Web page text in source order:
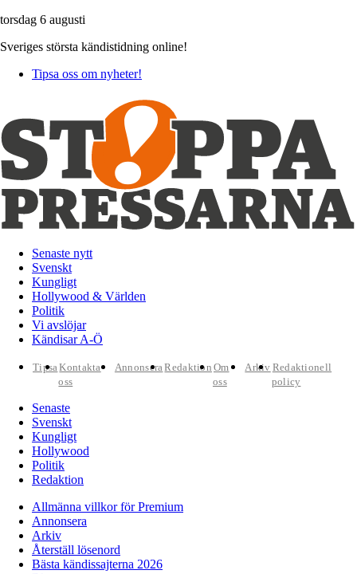
torsdag 6 augusti
Sveriges största kändistidning online!
Tipsa oss om nyheter!
Senaste nytt
Svenskt
Kungligt
Hollywood & Världen
Politik
Vi avslöjar
Kändisar A-Ö
TipsaKontakta
oss
AnnonseraRedaktion Om
oss
Arkiv Redaktionell
policy
Senaste
Svenskt
Kungligt
Hollywood
Politik
Redaktion
Allmänna villkor för Premium
Annonsera
Arkiv
Återställ lösenord
Bästa kändissajterna 2026